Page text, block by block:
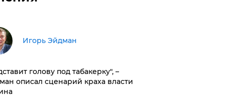
Игорь Эйдман
голову под табакерку", –
описал сценарий краха власти